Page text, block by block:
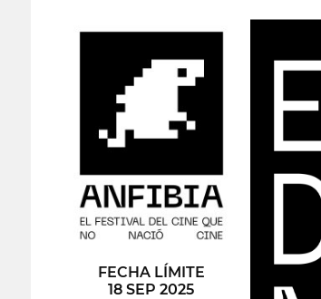
FECHA LÍMITE
18 SEP 2025